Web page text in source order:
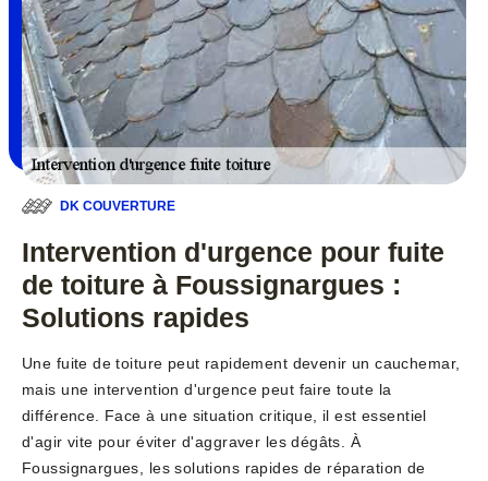
DK COUVERTURE
Intervention d'urgence pour fuite
de toiture à Foussignargues :
Solutions rapides
Une fuite de toiture peut rapidement devenir un cauchemar,
mais une intervention d'urgence peut faire toute la
différence. Face à une situation critique, il est essentiel
d'agir vite pour éviter d'aggraver les dégâts. À
Foussignargues, les solutions rapides de réparation de